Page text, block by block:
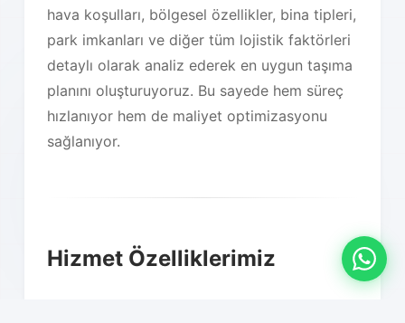
hava koşulları, bölgesel özellikler, bina tipleri,
park imkanları ve diğer tüm lojistik faktörleri
detaylı olarak analiz ederek en uygun taşıma
planını oluşturuyoruz. Bu sayede hem süreç
hızlanıyor hem de maliyet optimizasyonu
sağlanıyor.
Hizmet Özelliklerimiz